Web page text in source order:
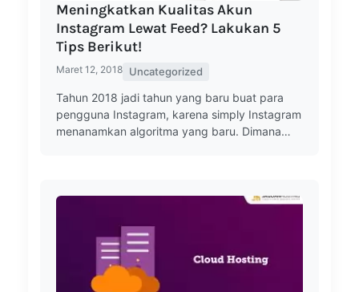
Meningkatkan Kualitas Akun
Instagram Lewat Feed? Lakukan 5
Tips Berikut!
Maret 12, 2018 Uncategorized
Tahun 2018 jadi tahun yang baru buat para
pengguna Instagram, karena simply Instagram
menanamkan algoritma yang baru. Dimana…